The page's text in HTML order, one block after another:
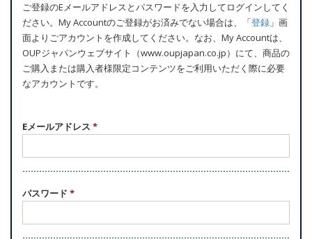
マ
リ
ー
タ
ブ
ご登録のEメールアドレスとパスワードを入力してログインしてく
ださい。My Accountのご登録がお済みでない場合は、「登録 」画
面よりごアカウントを作成してください。なお、My Accountは、
OUPジャパンウェブサイト（www.oupjapan.co.jp）にて、商品の
ご購入または購入者様限定コンテンツをご利用いただく際に必要
なアカウントです。
Eメールアドレス *
パスワード *